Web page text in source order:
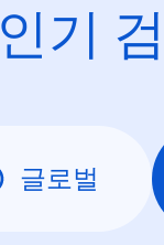
인기
글로벌